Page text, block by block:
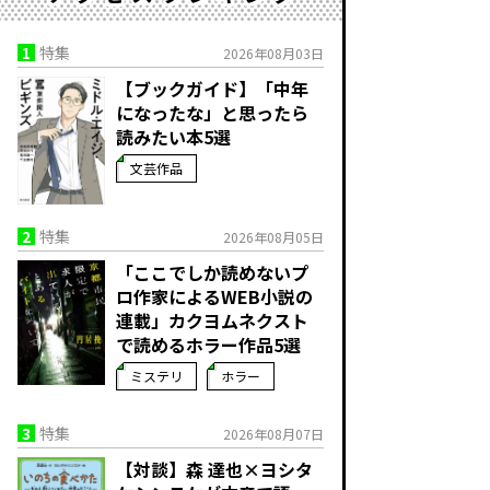
1 特集 2026年08月03日
【ブックガイド】「中年
になったな」と思ったら
読みたい本5選
文芸作品
2 特集 2026年08月05日
「ここでしか読めないプ
ロ作家によるWEB小説の
連載」――カクヨムネクスト
で読めるホラー作品5選
ミステリ ホラー
3 特集 2026年08月07日
【対談】森 達也×ヨシタ